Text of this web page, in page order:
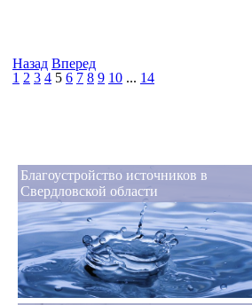
1 2 3 4 5 6 7 8 9 10 ... 14
Назад Вперед
Благоустройство источников в
Свердловской области